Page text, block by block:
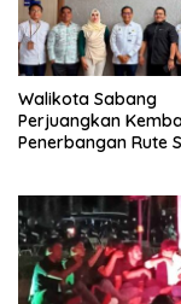
Walikota Sabang
Perjuangkan
Penerbangan Rute